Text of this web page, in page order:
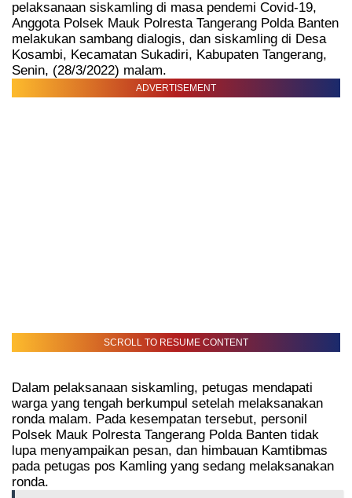
pelaksanaan siskamling di masa pendemi Covid-19,
Anggota Polsek Mauk Polresta Tangerang Polda Banten
melakukan sambang dialogis, dan siskamling di Desa
Kosambi, Kecamatan Sukadiri, Kabupaten Tangerang,
Senin, (28/3/2022) malam.
ADVERTISEMENT
SCROLL TO RESUME CONTENT
Dalam pelaksanaan siskamling, petugas mendapati
warga yang tengah berkumpul setelah melaksanakan
ronda malam. Pada kesempatan tersebut, personil
Polsek Mauk Polresta Tangerang Polda Banten tidak
lupa menyampaikan pesan, dan himbauan Kamtibmas
pada petugas pos Kamling yang sedang melaksanakan
ronda.